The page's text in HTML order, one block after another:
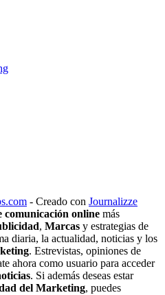
- Creado con Journalizze
comunicación online más
, Marcas y estrategias de
diaria, la actualidad, noticias y los
. Estrevistas, opiniones de
ahora como usuario para acceder
. Si además deseas estar
del Marketing, puedes